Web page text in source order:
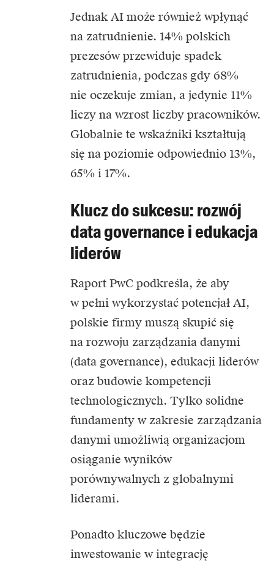
Jednak AI może również wpłynąć
na zatrudnienie. 14% polskich
prezesów przewiduje spadek
zatrudnienia, podczas gdy 68%
nie oczekuje zmian, a jedynie 11%
liczy na wzrost liczby pracowników.
Globalnie te wskaźniki kształtują
się na poziomie odpowiednio 13%,
65% i 17%.
Klucz do sukcesu: rozwój
data governance i edukacja
liderów
Raport PwC podkreśla, że aby
w pełni wykorzystać potencjał AI,
polskie firmy muszą skupić się
na rozwoju zarządzania danymi
(data governance), edukacji liderów
oraz budowie kompetencji
technologicznych. Tylko solidne
fundamenty w zakresie zarządzania
danymi umożliwią organizacjom
osiąganie wyników
porównywalnych z globalnymi
liderami.
Ponadto kluczowe będzie
inwestowanie w integrację